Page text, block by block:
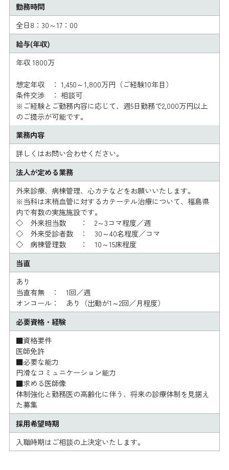
勤務時間
全日8：30～17：00
給与(年収)
年収 1800万
想定年収 ： 1,450～1,800万円（ご経験10年目）
条件交渉 ： 相談可
※ご経験とご勤務内容に応じて、週5日勤務で2,000万円以上
のご提示が可能です。
業務内容
詳しくはお問い合わせください。
法人が定める業務
外来診療、病棟管理、心カテなどをお願いいたします。
※当科は末梢血管に対するカテーテル治療について、福島県
内で有数の実施施設です。
◇ 外来担当数 ： 2～3コマ程度／週
◇ 外来受診者数 ： 30～40名程度／コマ
◇ 病棟管理数 ： 10～15床程度
当直
あり
当直有無 ： 1回／週
オンコール： あり（出動が1～2回／月程度）
必要資格・経験
■資格要件
医師免許
■必要な能力
円滑なコミュニケーション能力
■求める医師像
体制強化と勤務医の高齢化に伴う、将来の診療体制を見据え
た募集
採用希望時期
入職時期はご相談の上決定いたします。